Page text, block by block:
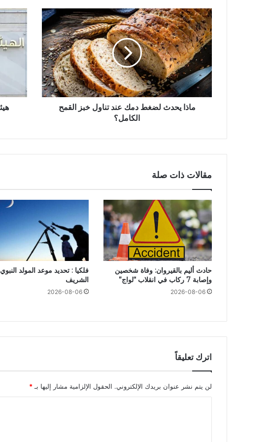
ماذا يحدث لضغط دمك عند تناول خبز القمح
الكامل؟
مقالات ذات صلة
حادث أليم بالقيروان: وفاة شخصين
وإصابة 7 ركاب في انقلاب “لواج”
2026-08-06
فلكيا : تحديد موعد المولد النبوي
الشريف
2026-08-06
اترك تعليقاً
لن يتم نشر عنوان بريدك الإلكتروني. الحقول الإلزامية مشار إليها بـ *